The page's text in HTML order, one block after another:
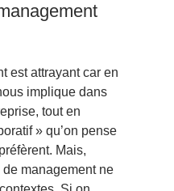
est attrayant car en
implique dans
tout en
» qu’on pense
Mais,
management ne